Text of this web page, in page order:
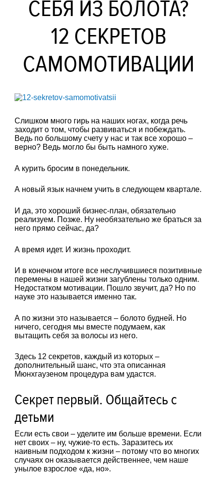
СЕБЯ ИЗ БОЛОТА?
12 СЕКРЕТОВ
САМОМОТИВАЦИИ
Слишком много гирь на наших ногах, когда речь
заходит о том, чтобы развиваться и побеждать.
Ведь по большому счету у нас и так все хорошо –
верно? Ведь могло бы быть намного хуже.
А курить бросим в понедельник.
А новый язык начнем учить в следующем квартале.
И да, это хороший бизнес-план, обязательно
реализуем. Позже. Ну необязательно же браться за
него прямо сейчас, да?
А время идет. И жизнь проходит.
И в конечном итоге все неслучившиеся позитивные
перемены в нашей жизни загублены только одним.
Недостатком мотивации. Пошло звучит, да? Но по
науке это называется именно так.
А по жизни это называется – болото будней. Но
ничего, сегодня мы вместе подумаем, как
вытащить себя за волосы из него.
Здесь 12 секретов, каждый из которых –
дополнительный шанс, что эта описанная
Мюнхгаузеном процедура вам удастся.
Секрет первый. Общайтесь с
детьми
Если есть свои – уделите им больше времени. Если
нет своих – ну, чужие-то есть. Заразитесь их
наивным подходом к жизни – потому что во многих
случаях он оказывается действеннее, чем наше
унылое взрослое «да, но».